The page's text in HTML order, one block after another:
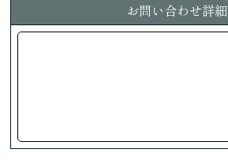
お問い合わせ詳細